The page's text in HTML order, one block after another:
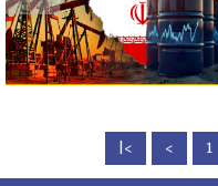
|< < 1